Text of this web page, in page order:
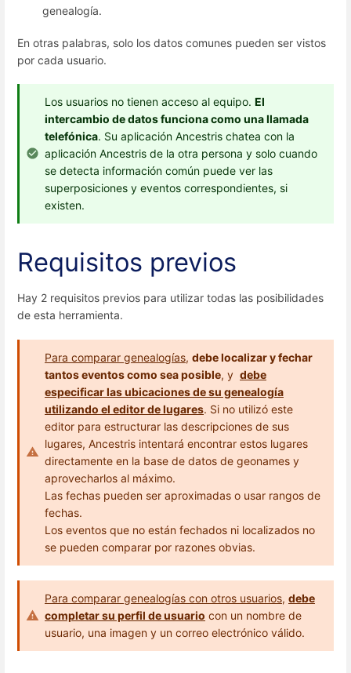
genealogía.
En otras palabras, solo los datos comunes pueden ser vistos
por cada usuario.
Los usuarios no tienen acceso al equipo. El
intercambio de datos funciona como una llamada
telefónica. Su aplicación Ancestris chatea con la
aplicación Ancestris de la otra persona y solo cuando
se detecta información común puede ver las
superposiciones y eventos correspondientes, si
existen.
Requisitos previos
Hay 2 requisitos previos para utilizar todas las posibilidades
de esta herramienta.
Para comparar genealogías, debe localizar y fechar
tantos eventos como sea posible, y debe
especificar las ubicaciones de su genealogía
utilizando el editor de lugares. Si no utilizó este
editor para estructurar las descripciones de sus
lugares, Ancestris intentará encontrar estos lugares
directamente en la base de datos de geonames y
aprovecharlos al máximo.
Las fechas pueden ser aproximadas o usar rangos de
fechas.
Los eventos que no están fechados ni localizados no
se pueden comparar por razones obvias.
Para comparar genealogías con otros usuarios, debe
completar su perfil de usuario con un nombre de
usuario, una imagen y un correo electrónico válido.